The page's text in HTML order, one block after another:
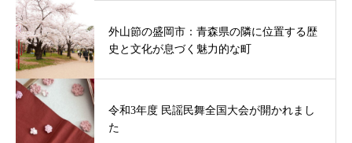
外山節の盛岡市：青森県の隣に位置する歴
史と文化が息づく魅力的な町
令和3年度 民謡民舞全国大会が開かれまし
た